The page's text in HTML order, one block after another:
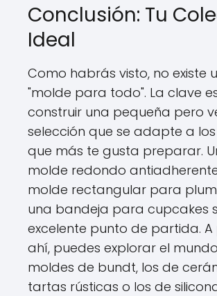
Conclusión: Tu
Ideal
Como habrás visto, no existe
"molde para todo". La clave
construir una pequeña pero
selección que se adapte a
que más te gusta preparar.
molde redondo
molde rectangular para
una bandeja para cupcakes
excelente punto de partida.
ahí, puedes explorar el
moldes de bundt, los de
tartas rústicas o los de